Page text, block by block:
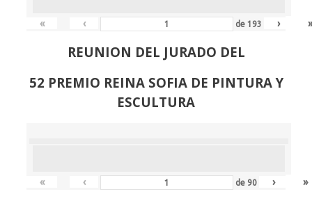
« ‹ de193 ›
REUNION DEL JURADO DEL
52 PREMIO REINA SOFIA DE PINTURA Y
ESCULTURA
« ‹ de 90 › »